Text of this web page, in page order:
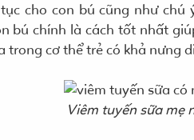
cho con bú cũng như
bú chính là cách tốt nhất
trong cơ thể trẻ có khả nưng
Viêm tuyến sữa mẹ